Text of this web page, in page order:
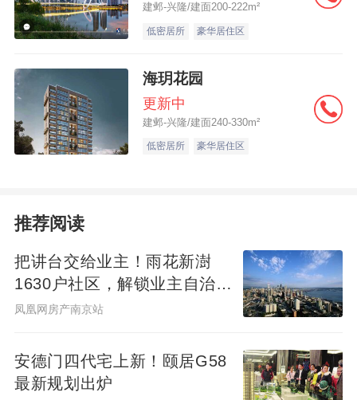
具体以实际交付为准
LDKG无界社交场域：一体化布局，消弭了传
统空间的物理界限。中西双厨与社交岛台的
的功能区升级为家庭的核心社交枢纽，从容
应对多元化的生活场景。
|建面约269㎡样板间实景合成图作为示意，
建面约387㎡户型，做到了一层一户，尊荣专
建邺-兴隆/建面200-222m²
低密居所 豪华居住区
海玥花园
更新中
建邺-兴隆/建面240-330m²
低密居所 豪华居住区
推荐阅读
把讲台交给业主！雨花新澍
1630户社区，解锁业主自治社
群新样本
凤凰网房产南京站
安德门四代宅上新！颐居G58
最新规划出炉